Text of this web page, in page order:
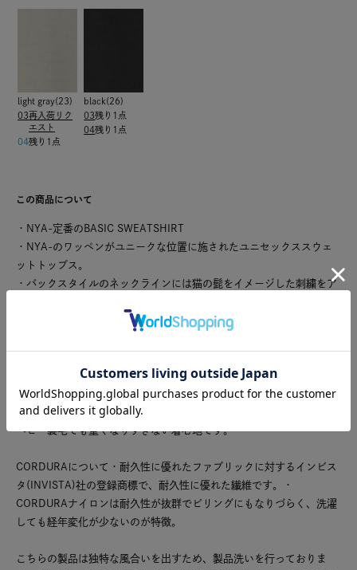
light gray(23)
03再入荷リク
エスト
04残り1点
black(26)
03残り1点
04残り1点
この商品について
・NYA-定番のBASIC SWEATSHIRT
・NYA-のワッペンがユニークな位置に施されたユニセックススウェ
ットトップス。
・バックスタイルのネックラインには猫の髭をイメージした刺繍をア
・肩の位置をややドロップさせ、ゆったりとしたボクシーな身幅で適
・ユニセックスデザインなので、お好きなサイズ感で楽しめます。
・綿にCORDURAナイロンを混紡した糸を柔らかく編み立て、度詰の
ヘビー裏毛でも重くなりすぎない着心地です。
CORDURAについて・耐久性に優れたファブリックに対するインビス
タ(INVISTA)社の登録商標で、耐久性に優れた繊維です。・
CORDURAナイロンは耐久性が抜群でピリングにもなりづらく、洗濯
しても経年変化が少ないのが特徴。
こちらの製品は独特な風合いを出すため、製品洗いを行っておりま